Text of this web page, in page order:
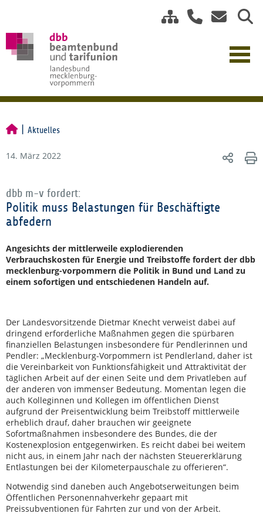
Aktuelles
14. März 2022
dbb m-v fordert:
Politik muss Belastungen für Beschäftigte
abfedern
Angesichts der mittlerweile explodierenden
Verbrauchskosten für Energie und Treibstoffe fordert der dbb
mecklenburg-vorpommern die Politik in Bund und Land zu
einem sofortigen und entschiedenen Handeln auf.
Der Landesvorsitzende Dietmar Knecht verweist dabei auf
dringend erforderliche Maßnahmen gegen die spürbaren
finanziellen Belastungen insbesondere für Pendlerinnen und
Pendler: „Mecklenburg-Vorpommern ist Pendlerland, daher ist
die Vereinbarkeit von Funktionsfähigkeit und Attraktivität der
täglichen Arbeit auf der einen Seite und dem Privatleben auf
der anderen von immenser Bedeutung. Momentan legen die
auch Kolleginnen und Kollegen im öffentlichen Dienst
aufgrund der Preisentwicklung beim Treibstoff mittlerweile
erheblich drauf, daher brauchen wir geeignete
Sofortmaßnahmen insbesondere des Bundes, die der
Kostenexplosion entgegenwirken. Es reicht dabei bei weitem
nicht aus, in einem Jahr nach der nächsten Steuererklärung
Entlastungen bei der Kilometerpauschale zu offerieren“.
Notwendig sind daneben auch Angebotserweitungen beim
Öffentlichen Personennahverkehr gepaart mit
Preissubventionen für Fahrten zur und von der Arbeit.